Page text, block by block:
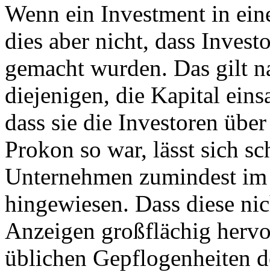
Wenn ein Investment in
dies aber nicht, dass
gemacht wurden. Das gilt
diejenigen, die Kapital
dass sie die Investoren
Prokon so war, lässt sich
Unternehmen zumindest
hingewiesen. Dass diese
Anzeigen großflächig
üblichen Gepflogenheiten